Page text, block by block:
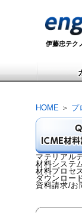
伊藤忠テク
HOME ＞ プ
マテリアル
材料システ
材料プロセ
ダウンロー
資料請求/お